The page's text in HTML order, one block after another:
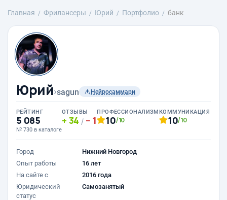
Главная Фрилансеры Юрий Портфолио банк
Юрий›sagun Нейросаммари
РЕЙТИНГ
5 085
№ 730 в каталоге
ОТЗЫВЫ
34 / 1
ПРОФЕССИОНАЛИЗМ
10/10
КОММУНИКАЦИЯ
10/10
Город
Нижний Новгород
Опыт работы
16 лет
На сайте с
2016 года
Юридический
статус
Самозанятый